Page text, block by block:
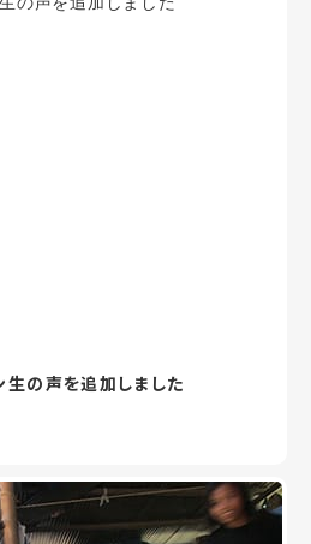
の声を追加しました